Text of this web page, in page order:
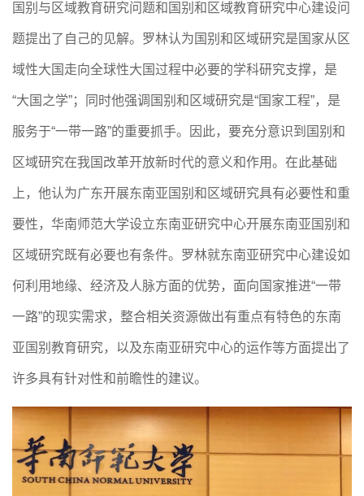
国别与区域教育研究问题和国别和区域教育研究中心建设问
题提出了自己的见解。罗林认为国别和区域研究是国家从区
域性大国走向全球性大国过程中必要的学科研究支撑，是
“大国之学”；同时他强调国别和区域研究是“国家工程”，是
服务于“一带一路”的重要抓手。因此，要充分意识到国别和
区域研究在我国改革开放新时代的意义和作用。在此基础
上，他认为广东开展东南亚国别和区域研究具有必要性和重
要性，华南师范大学设立东南亚研究中心开展东南亚国别和
区域研究既有必要也有条件。罗林就东南亚研究中心建设如
何利用地缘、经济及人脉方面的优势，面向国家推进“一带
一路”的现实需求，整合相关资源做出有重点有特色的东南
亚国别教育研究，以及东南亚研究中心的运作等方面提出了
许多具有针对性和前瞻性的建议。